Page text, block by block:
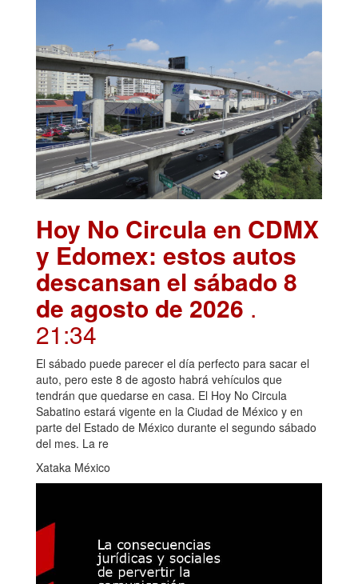
Hoy No Circula en CDMX
y Edomex: estos autos
descansan el sábado 8
de agosto de 2026 .
21:34
El sábado puede parecer el día perfecto para sacar el
auto, pero este 8 de agosto habrá vehículos que
tendrán que quedarse en casa. El Hoy No Circula
Sabatino estará vigente en la Ciudad de México y en
parte del Estado de México durante el segundo sábado
del mes. La re
Xataka México